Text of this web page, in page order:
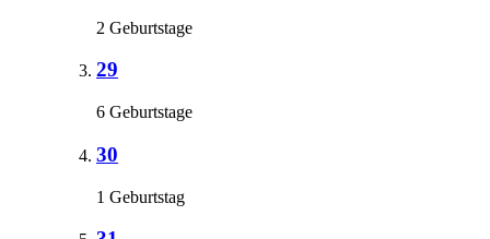
2 Geburtstage
29
6 Geburtstage
30
1 Geburtstag